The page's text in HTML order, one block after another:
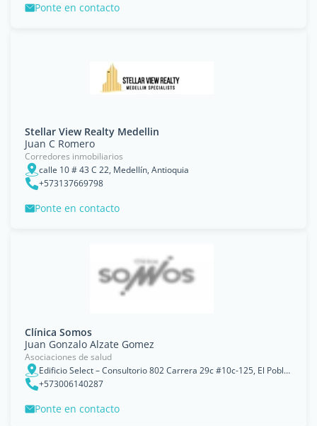
Ponte en contacto
Stellar View Realty Medellin
Juan C Romero
Corredores inmobiliarios
calle 10 # 43 C 22, Medellín, Antioquia
+573137669798
Ponte en contacto
Clínica Somos
Juan Gonzalo Alzate Gomez
Asociaciones de salud
Edificio Select – Consultorio 802 Carrera 29c #10c-125, El Poblado, Medellín, Antioquia
+573006140287
Ponte en contacto